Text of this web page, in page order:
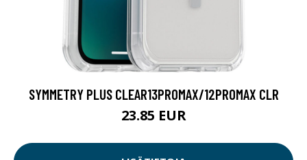
SYMMETRY PLUS CLEAR13PROMAX/12PROMAX CLR
23.85 EUR